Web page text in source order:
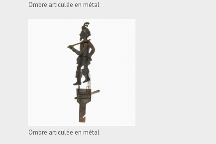
Ombre articulée en métal
OMBRE ARTICULÉE EN
MÉTAL
VOIR L'APPAREIL
Ombre articulée en métal